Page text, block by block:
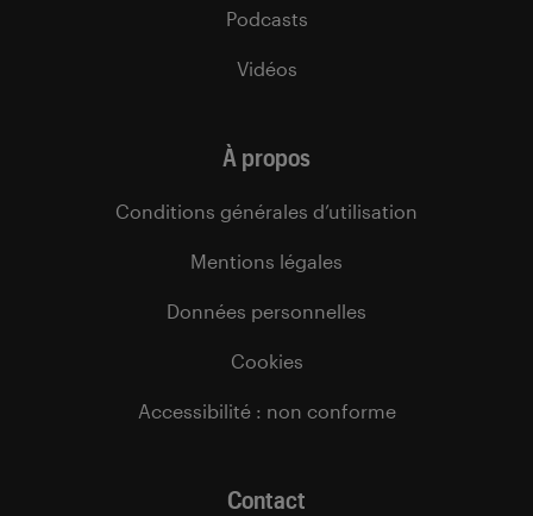
Podcasts
Vidéos
À propos
Conditions générales d’utilisation
Mentions légales
Données personnelles
Cookies
Accessibilité : non conforme
Contact